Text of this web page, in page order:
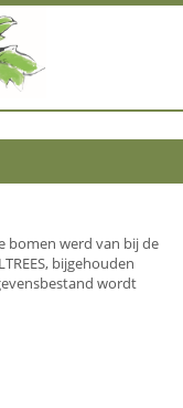
bomen werd van bij de
bijgehouden
wordt